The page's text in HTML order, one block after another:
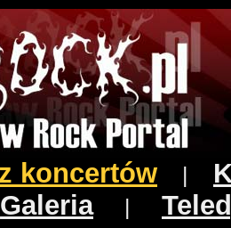
koncertów
Galeria|